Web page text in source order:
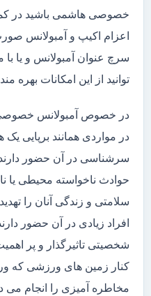
خصوصی هاشمی باشید در
اعزام اکیپ و آمبولانس
سرچ عنوان آمبولانس و یا
توانید از این امکانات بهره
در خصوص آمبولانس
در مواردی همانند برپایی
سرشناسی در آن حضور
حوادث ناخواسته محیطی یا
سلامتی و زندگی آنان را
افراد زیادی در آن حضور
شخصیتی تاثیرگذار و پر
کنار زمین های ورزشی که
مخاطره آمیزی را انجام می